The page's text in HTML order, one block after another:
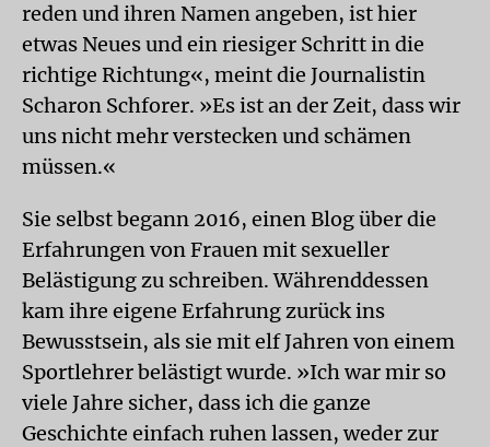
reden und ihren Namen angeben, ist hier
etwas Neues und ein riesiger Schritt in die
richtige Richtung«, meint die Journalistin
Scharon Schforer. »Es ist an der Zeit, dass wir
uns nicht mehr verstecken und schämen
müssen.«
Sie selbst begann 2016, einen Blog über die
Erfahrungen von Frauen mit sexueller
Belästigung zu schreiben. Währenddessen
kam ihre eigene Erfahrung zurück ins
Bewusstsein, als sie mit elf Jahren von einem
Sportlehrer belästigt wurde. »Ich war mir so
viele Jahre sicher, dass ich die ganze
Geschichte einfach ruhen lassen, weder zur